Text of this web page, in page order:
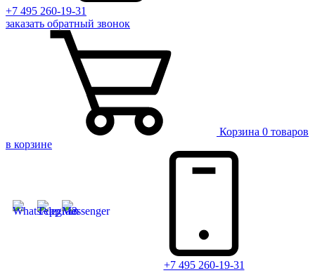
+7 495 260-19-31
заказать обратный звонок
Корзина 0 товаров
в корзине
+7 495 260-19-31